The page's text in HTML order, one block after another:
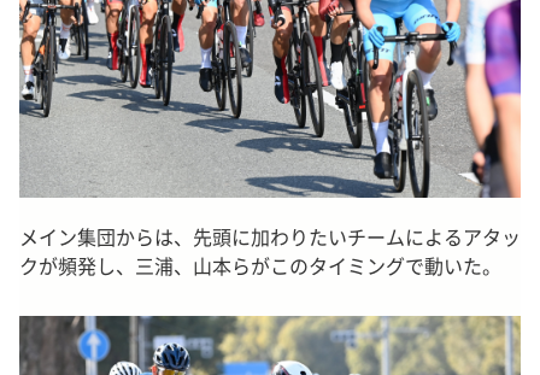
メイン集団からは、先頭に加わりたいチームによるアタッ
クが頻発し、三浦、山本らがこのタイミングで動いた。